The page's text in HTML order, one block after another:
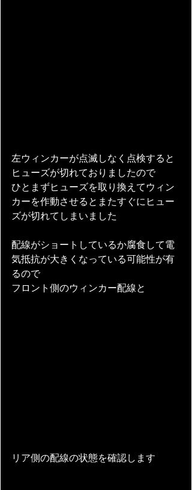
左ウィンカーが点滅しなく点検すると
ヒューズが切れておりましたので
ひとまずヒューズを取り換えてウィン
カーを作動させるとまたすぐにヒュー
ズが切れてしまいました
配線がショートしているか腐食して電
気抵抗が大きくなっている可能性が有
るので
フロント側のウィンカー配線と
リア側の配線の状態を確認します